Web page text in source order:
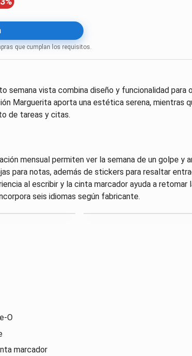
que cumplan los requisitos.
semana vista combina diseño y funcionalidad para
Marguerita aporta una estética serena, mientras
de tareas y citas.
mensual permiten ver la semana de un golpe y
para notas, además de stickers para resaltar
al escribir y la cinta marcador ayuda a retomar
seis idiomas según fabricante.
O
marcador